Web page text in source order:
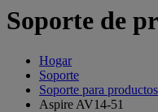
Soporte de
Hogar
Soporte
Soporte para productos
Aspire AV14-51